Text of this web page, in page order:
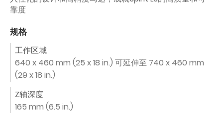
靠度
规格
工作区域
640 x 460 mm (25 x 18 in.) 可延伸至 740 x 460 mm
(29 x 18 in.)
Z轴深度
165 mm (6.5 in.)